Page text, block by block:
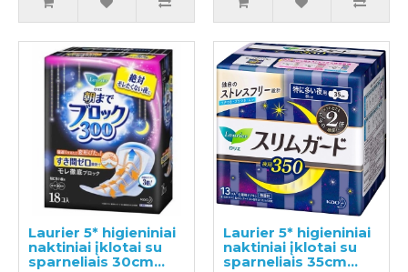
Laurier 5* higieniniai
naktiniai įklotai su
sparneliais 30cm
Laurier 5* higieniniai
naktiniai įklotai su
sparneliais 35cm